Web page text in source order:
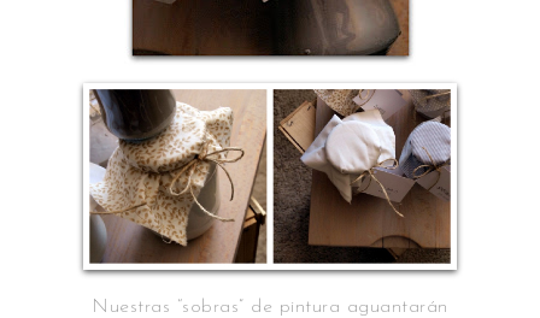
Nuestras “sobras” de pintura aguantarán